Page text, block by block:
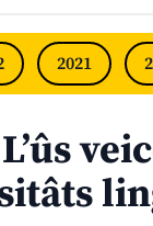
2021